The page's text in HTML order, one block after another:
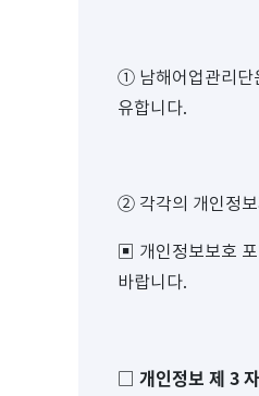
① 남해어업관리단
유합니다.
② 각각의 개인정
▣ 개인정보보호
바랍니다.
□ 개인정보 제 3